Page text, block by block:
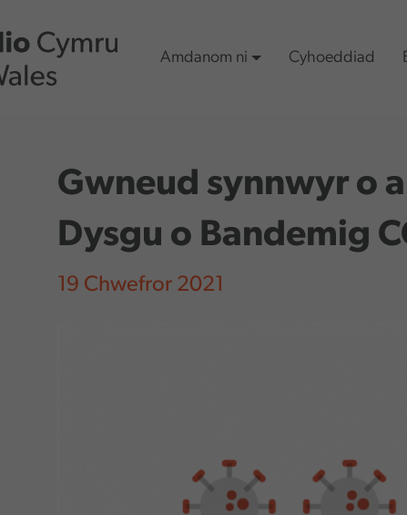
Amdanom ni Cyhoeddiad
Gwneud synnwyr o
Dysgu o Bandemig
19 Chwefror 2021